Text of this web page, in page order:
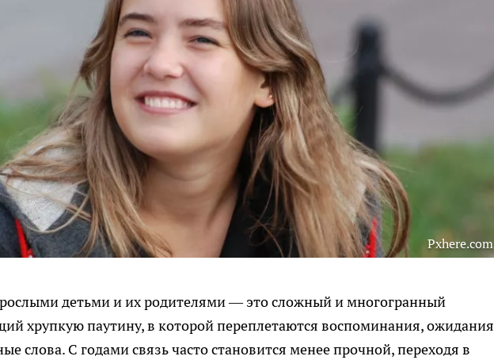
Pxhere.com
детьми и их родителями — это сложный и многогранный
хрупкую паутину, в которой переплетаются воспоминания, ожидания
слова. С годами связь часто становится менее прочной, переходя в